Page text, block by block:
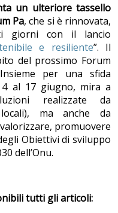
un ulteriore tassello
Pa, che si è rinnovata,
giorni con il lancio
e resiliente”. Il
del prossimo Forum
per una sfida
al 17 giugno, mira a
realizzate da
ma anche da
promuovere
Obiettivi di sviluppo
dell’Onu.
tutti gli articoli: